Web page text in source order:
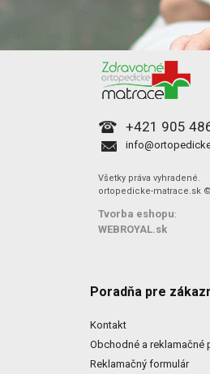
+421 905
Všetky práva vyhradené.
ortopedicke-matrace.sk
Tvorba eshopu:
WEBROYAL.sk
Poradňa pre
Kontakt
Obchodné a reklamačné
Reklamačný formulár